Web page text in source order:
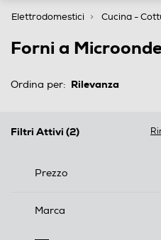
Elettrodomestici Cucina -
Forni a Microonde
Ordina per:
Filtri Attivi (2)
Prezzo
Marca